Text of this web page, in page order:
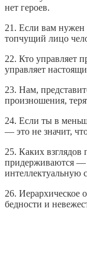
нет героев.
21. Если вам нужен
топчущий лицо
22. Кто управляет
управляет
23. Нам,
произношения,
24. Если ты в
— это не значит,
25. Каких
придерживаются —
интеллектуальную
26. Иерархическое
бедности и